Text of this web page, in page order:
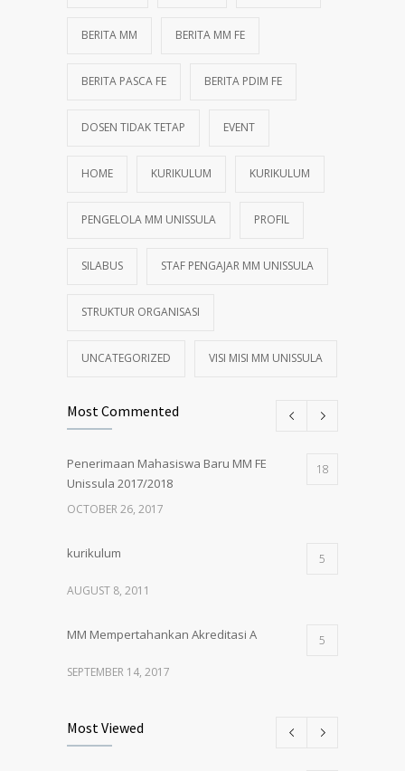
BERITA MM BERITA MM FE
BERITA PASCA FE BERITA PDIM FE
DOSEN TIDAK TETAP EVENT
HOME KURIKULUM KURIKULUM
PENGELOLA MM UNISSULA PROFIL
SILABUS STAF PENGAJAR MM UNISSULA
STRUKTUR ORGANISASI
UNCATEGORIZED VISI MISI MM UNISSULA
Most Commented
Penerimaan Mahasiswa Baru MM FE
Unissula 2017/2018
18
OCTOBER 26, 2017
kurikulum 5
AUGUST 8, 2011
MM Mempertahankan Akreditasi A 5
SEPTEMBER 14, 2017
Manajemen Angkatan 61
Most Viewed